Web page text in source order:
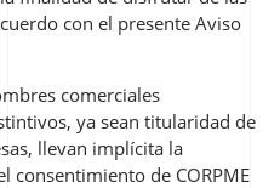
con el presente Aviso
comerciales
ya sean titularidad de
llevan implícita la
consentimiento de CORPME